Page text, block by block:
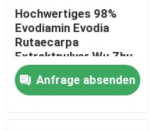
Hochwertiges 98%
Evodiamin Evodia
Rutaecarpa
Extraktpulver Wu Zhu
Yu Extraktpulver
Anfrage absenden